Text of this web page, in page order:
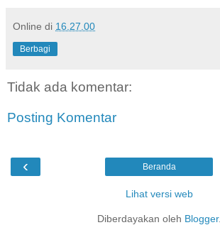
Online di 16.27.00
Berbagi
Tidak ada komentar:
Posting Komentar
‹ Beranda
Lihat versi web
Diberdayakan oleh Blogger.